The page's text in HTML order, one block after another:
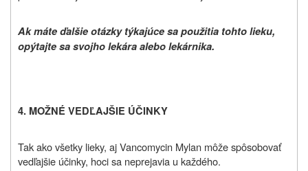
Ak máte ďalšie otázky týkajúce sa použitia tohto lieku,
opýtajte sa svojho lekára alebo lekárnika.
4. MOŽNÉ VEDĽAJŠIE ÚČINKY
Tak ako všetky lieky, aj Vancomycin Mylan môže spôsobovať
vedľajšie účinky, hoci sa neprejavia u každého.